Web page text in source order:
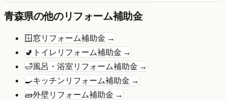
青森県の他のリフォーム補助金
🪟 窓リフォーム補助金 →
🚽 トイレリフォーム補助金 →
🛁風呂・浴室リフォーム補助金 →
🍳キッチンリフォーム補助金 →
🧱外壁リフォーム補助金 →